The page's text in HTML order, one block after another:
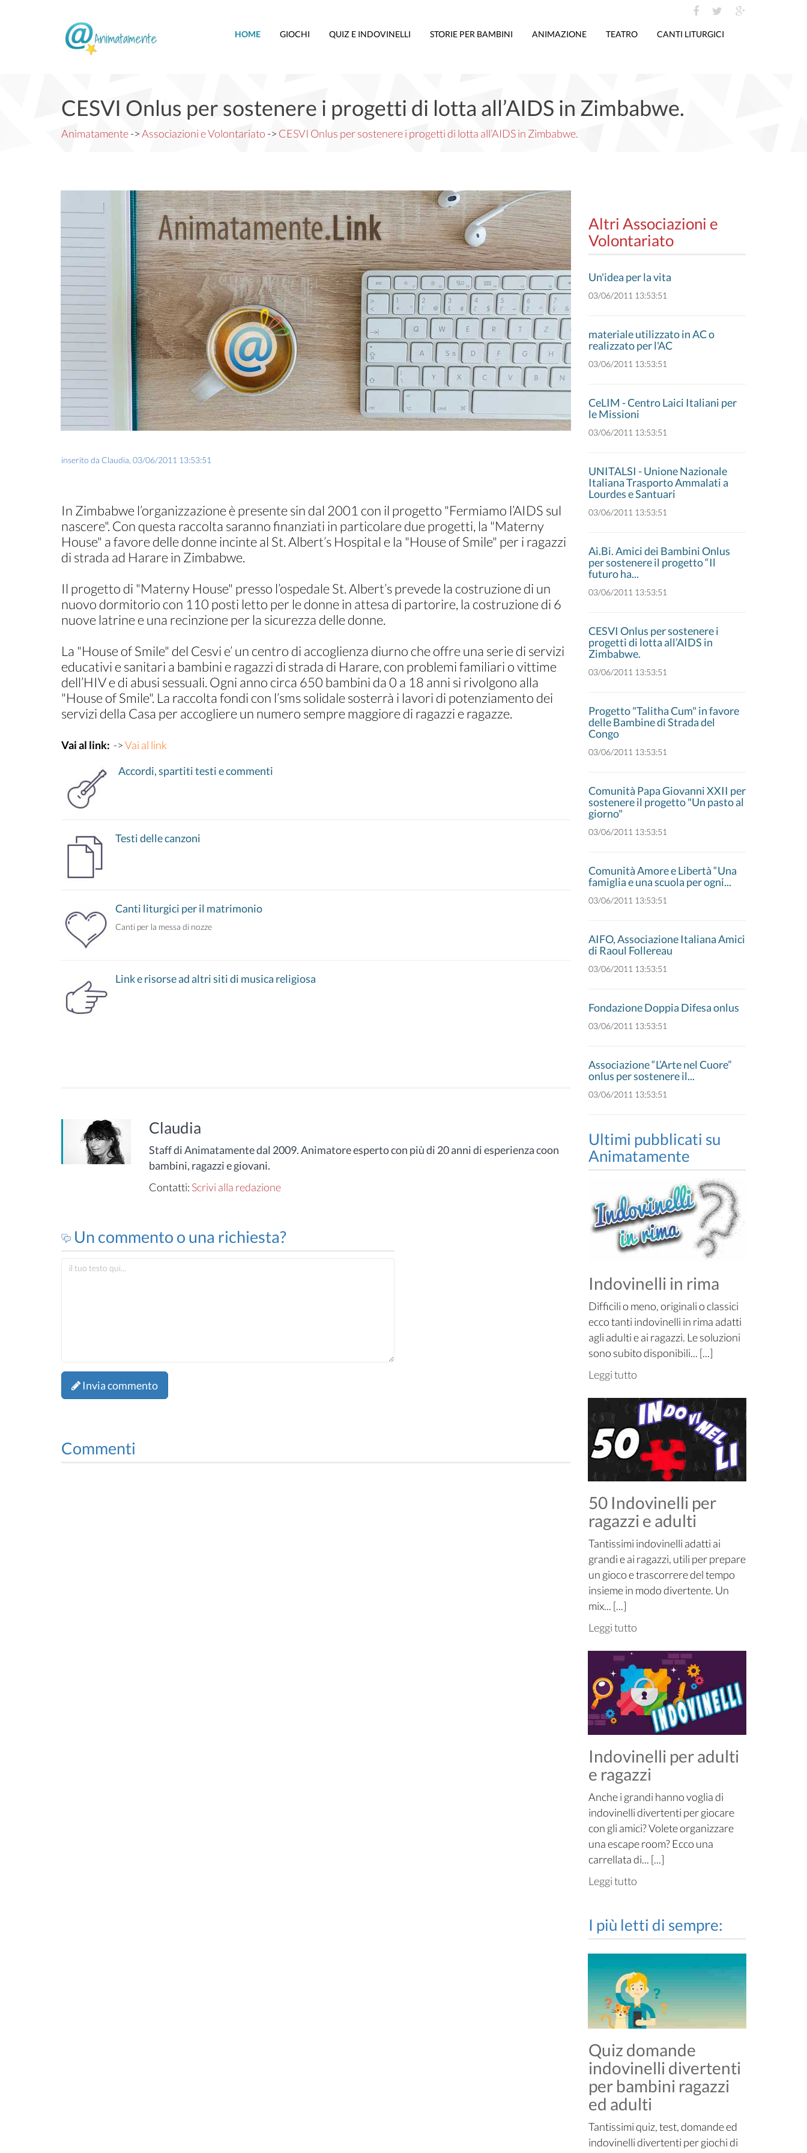
HOME GIOCHI QUIZ E INDOVINELLI STORIE PER BAMBINI ANIMAZIONE TEATRO CANTI LITURGICI
CESVI Onlus per sostenere i progetti di lotta all’AIDS in Zimbabwe.
Animatamente->Associazioni e Volontariato -> CESVI Onlus per sostenere i progetti di lotta all’AIDS in Zimbabwe.
inserito da Claudia 03/06/2011 13:53:51
In Zimbabwe l’organizzazione è presente sin dal 2001 con il progetto "Fermiamo l’AIDS sul
nascere". Con questa raccolta saranno finanziati in particolare due progetti, la "Materny
House" a favore delle donne incinte al St. Albert’s Hospital e la "House of Smile" per i ragazzi
di strada ad Harare in Zimbabwe.
Il progetto di "Materny House" presso l’ospedale St. Albert’s prevede la costruzione di un
nuovo dormitorio con 110 posti letto per le donne in attesa di partorire, la costruzione di 6
nuove latrine e una recinzione per la sicurezza delle donne.
La "House of Smile" del Cesvi e’ un centro di accoglienza diurno che offre una serie di servizi
educativi e sanitari a bambini e ragazzi di strada di Harare, con problemi familiari o vittime
dell’HIV e di abusi sessuali. Ogni anno circa 650 bambini da 0 a 18 anni si rivolgono alla
"House of Smile". La raccolta fondi con l’sms solidale sosterrà i lavori di potenziamento dei
servizi della Casa per accogliere un numero sempre maggiore di ragazzi e ragazze.
Vai al link: ->Vai al link
Accordi, spartiti testi e commenti
Testi delle canzoni
Canti liturgici per il matrimonio
Canti per la messa di nozze
Link e risorse ad altri siti di musica religiosa
Claudia
Staff di Animatamente dal 2009. Animatore esperto con più di 20 anni di esperienza coon
bambini, ragazzi e giovani.
Contatti: Scrivi alla redazione
Un commento o una richiesta?
Invia commento
Commenti
Altri Associazioni e
Volontariato
Un'idea per la vita
03/06/2011 13:53:51
materiale utilizzato in AC o
realizzato per l'AC
03/06/2011 13:53:51
CeLIM - Centro Laici Italiani per
le Missioni
03/06/2011 13:53:51
UNITALSI - Unione Nazionale
Italiana Trasporto Ammalati a
Lourdes e Santuari
03/06/2011 13:53:51
Ai.Bi. Amici dei Bambini Onlus
per sostenere il progetto “Il
futuro ha...
03/06/2011 13:53:51
CESVI Onlus per sostenere i
progetti di lotta all’AIDS in
Zimbabwe.
03/06/2011 13:53:51
Progetto "Talitha Cum" in favore
delle Bambine di Strada del
Congo
03/06/2011 13:53:51
Comunità Papa Giovanni XXII per
sostenere il progetto "Un pasto al
giorno"
03/06/2011 13:53:51
Comunità Amore e Libertà “Una
famiglia e una scuola per ogni...
03/06/2011 13:53:51
AIFO, Associazione Italiana Amici
di Raoul Follereau
03/06/2011 13:53:51
Fondazione Doppia Difesa onlus
03/06/2011 13:53:51
Associazione “L’Arte nel Cuore”
onlus per sostenere il...
03/06/2011 13:53:51
Ultimi pubblicati su
Animatamente
Indovinelli in rima
Difficili o meno, originali o classici
ecco tanti indovinelli in rima adatti
agli adulti e ai ragazzi. Le soluzioni
sono subito disponibili... [...]
Leggi tutto
50 Indovinelli per
ragazzi e adulti
Tantissimi indovinelli adatti ai
grandi e ai ragazzi, utili per prepare
un gioco e trascorrere del tempo
insieme in modo divertente. Un
mix... [...]
Leggi tutto
Indovinelli per adulti
e ragazzi
Anche i grandi hanno voglia di
indovinelli divertenti per giocare
con gli amici? Volete organizzare
una escape room? Ecco una
carrellata di... [...]
Leggi tutto
I più letti di sempre:
Quiz domande
indovinelli divertenti
per bambini ragazzi
ed adulti
Tantissimi quiz, test, domande ed
indovinelli divertenti per giochi di